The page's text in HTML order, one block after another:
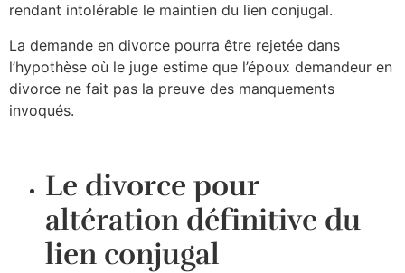
rendant intolérable le maintien du lien conjugal.
La demande en divorce pourra être rejetée dans
l’hypothèse où le juge estime que l’époux demandeur en
divorce ne fait pas la preuve des manquements
invoqués.
Le divorce pour
altération définitive du
lien conjugal